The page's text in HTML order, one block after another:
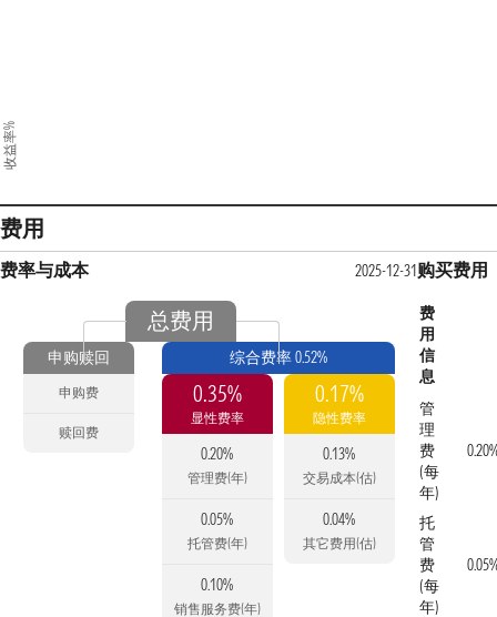
收益率%
费用
费率与成本 2025-12-31
总费用
申购赎回
申购费
赎回费
综合费率 0.52%
0.35%
显性费率
0.20%
管理费(年)
0.05%
托管费(年)
0.10%
销售服务费(年)
0.17%
隐性费率
0.13%
交易成本(估)
0.04%
其它费用(估)
购买费用
费
用
信
息
管
理
费
(每
年)
托
管
费
(每
年)